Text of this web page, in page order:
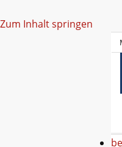
Zum Inhalt springen